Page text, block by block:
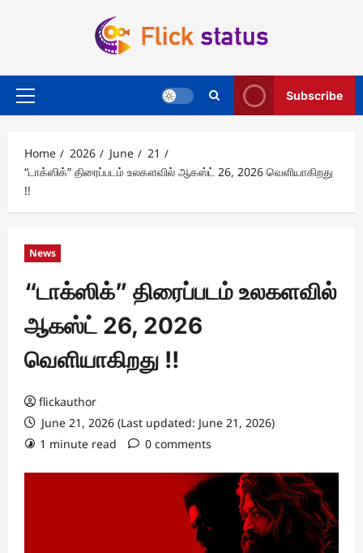
Primary
Subscribe
Home 2026 June
21
“டாக்ஸிக்” திரைப்படம் உலகளவில் ஆகஸ்ட் 26, 2026 வெளியாகிறது
!!
News
“டாக்ஸிக்” திரைப்படம் உலகளவில்
ஆகஸ்ட் 26, 2026
வெளியாகிறது !!
flickauthor
June 21, 2026 (Last updated: June 21, 2026)
1 minute read
0 comments